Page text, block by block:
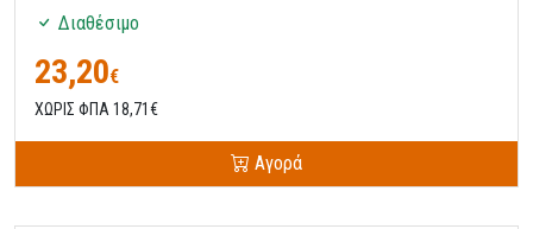
Διαθέσιμο
23,20€
ΧΩΡΙΣ ΦΠΑ 18,71€
Αγορά